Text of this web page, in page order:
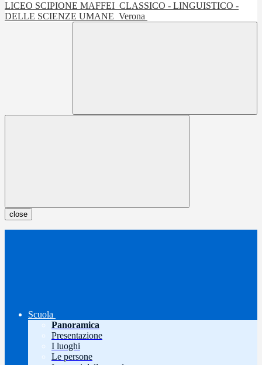
LICEO SCIPIONE MAFFEI CLASSICO - LINGUISTICO -
DELLE SCIENZE UMANE Verona
close
Scuola
Panoramica
Presentazione
I luoghi
Le persone